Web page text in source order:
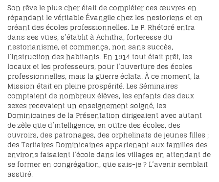
Son rêve le plus cher était de compléter ces œuvres en
répandant le véritable Évangile chez les nestoriens et en
créant des écoles professionnelles. Le P. Rhétoré entra
dans ses vues, s’établit à Achitha, forteresse du
nestorianisme, et commença, non sans succès,
l’instruction des habitants. En 1914 tout était prêt, les
locaux et les professeurs, pour l’ouverture des écoles
professionnelles, mais la guerre éclata. À ce moment, la
Mission était en pleine prospérité. Les Séminaires
comptaient de nombreux élèves, les enfants des deux
sexes recevaient un enseignement soigné, les
Dominicaines de la Présentation dirigeaient avec autant
de zèle que d’intelligence, en outre des écoles, des
ouvroirs, des patronages, des orphelinats de jeunes filles ;
des Tertiaires Dominicaines appartenant aux familles des
environs faisaient l’école dans les villages en attendant de
se former en congrégation, que sais-je ? L’avenir semblait
assuré.